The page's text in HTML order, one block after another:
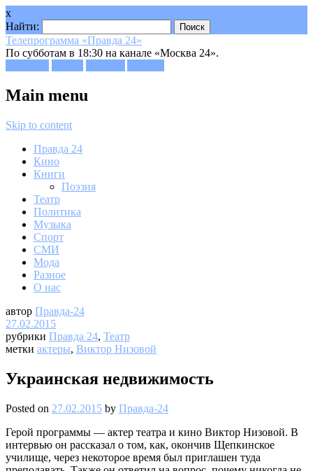
x
Найти:
Телепрограмма «Правда 24»
По субботам в 18:30 на канале «Москва 24».
Main menu
Skip to content
Правда 24
Кино
Книги
Поэзия
Театр
Политика
Музыка
Спорт
СМИ
Мода
Разное
О нас
автор Правда-24
27.02.2015
рубрики Правда 24, Театр
метки актеры, Виктор Низовой
Украинская недвижимость
Posted on 27.02.2015 by Правда-24
Герой программы — актер театра и кино Виктор Низовой. В
интервью он рассказал о том, как, окончив Щепкинское
училище, через некоторое время был приглашен туда